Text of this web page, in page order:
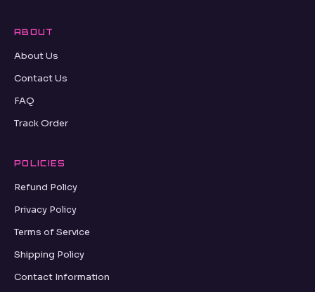
ABOUT
About Us
Contact Us
FAQ
Track Order
POLICIES
Refund Policy
Privacy Policy
Terms of Service
Shipping Policy
Contact Information